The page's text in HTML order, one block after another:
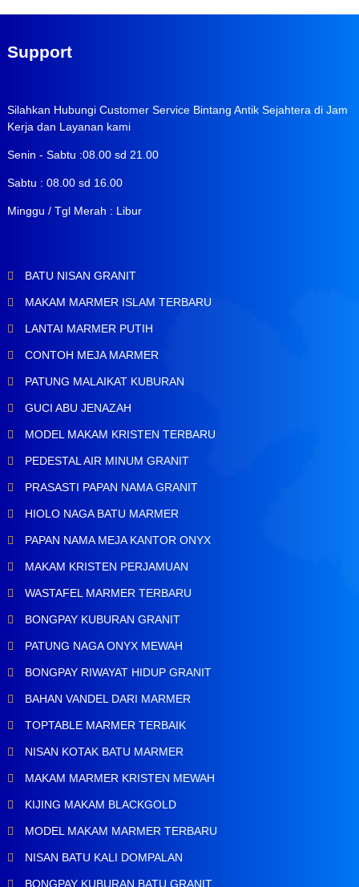
Support
Silahkan Hubungi Customer Service Bintang Antik Sejahtera di Jam
Kerja dan Layanan kami
Senin - Sabtu :08.00 sd 21.00
Sabtu : 08.00 sd 16.00
Minggu / Tgl Merah : Libur
BATU NISAN GRANIT
MAKAM MARMER ISLAM TERBARU
LANTAI MARMER PUTIH
CONTOH MEJA MARMER
PATUNG MALAIKAT KUBURAN
GUCI ABU JENAZAH
MODEL MAKAM KRISTEN TERBARU
PEDESTAL AIR MINUM GRANIT
PRASASTI PAPAN NAMA GRANIT
HIOLO NAGA BATU MARMER
PAPAN NAMA MEJA KANTOR ONYX
MAKAM KRISTEN PERJAMUAN
WASTAFEL MARMER TERBARU
BONGPAY KUBURAN GRANIT
PATUNG NAGA ONYX MEWAH
BONGPAY RIWAYAT HIDUP GRANIT
BAHAN VANDEL DARI MARMER
TOPTABLE MARMER TERBAIK
NISAN KOTAK BATU MARMER
MAKAM MARMER KRISTEN MEWAH
KIJING MAKAM BLACKGOLD
MODEL MAKAM MARMER TERBARU
NISAN BATU KALI DOMPALAN
BONGPAY KUBURAN BATU GRANIT